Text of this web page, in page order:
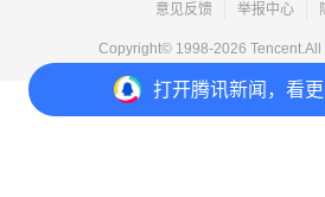
打开腾讯新闻，看
意见反馈 举报中心
Copyright© 1998-2026